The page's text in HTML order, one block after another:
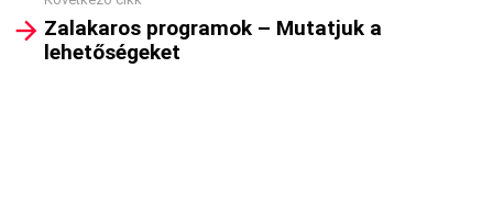
Zalakaros programok – Mutatjuk a
lehetőségeket